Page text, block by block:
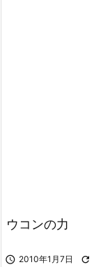
ウコンの力
 2010年1月7日 